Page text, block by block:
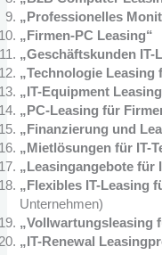
„Professionelles
„Firmen-PC Leasing“
„Geschäftskunden IT-
„Technologie Leasing
„IT-Equipment
„PC-Leasing für
„Finanzierung und
„Mietlösungen für IT-
„Leasingangebote für
„Flexibles IT-Leasing
Unternehmen)
„Vollwartungsleasing
„IT-Renewal